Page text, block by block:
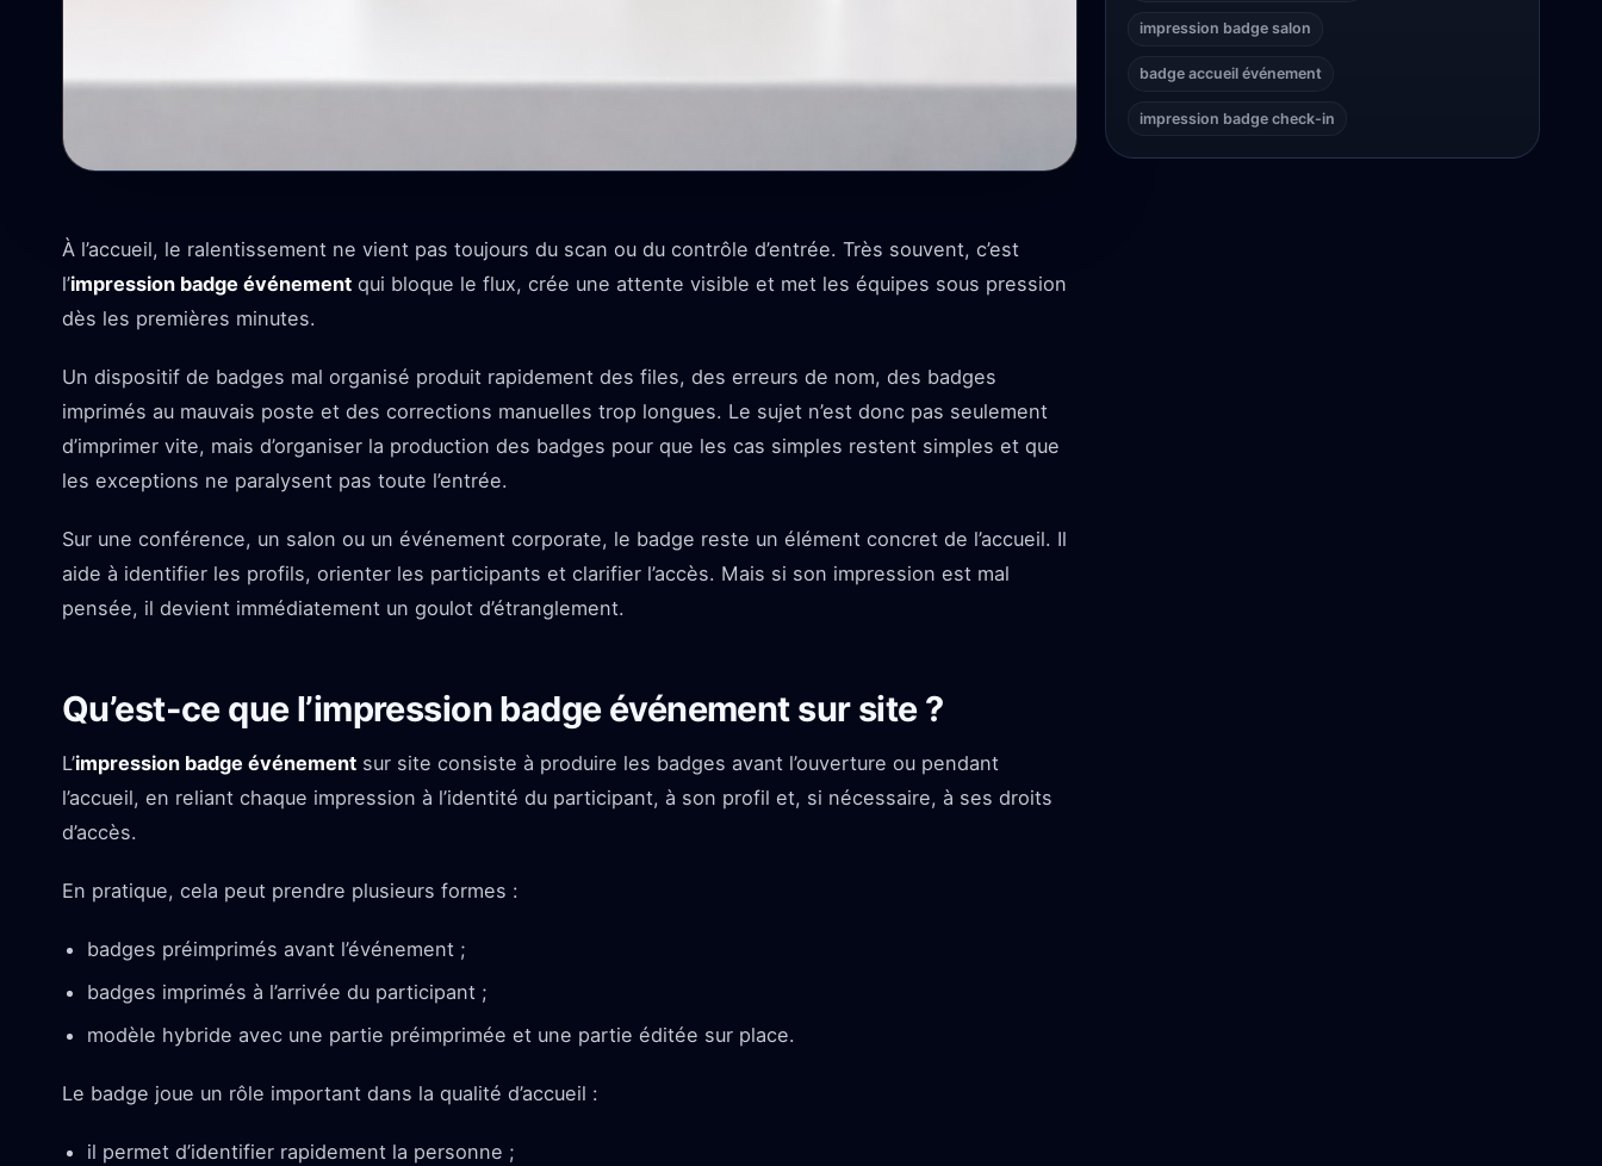
À l’accueil, le ralentissement ne vient pas toujours du scan ou du contrôle d’entrée. Très souvent, c’est
l’impression badge événement qui bloque le flux, crée une attente visible et met les équipes sous pression
dès les premières minutes.
Un dispositif de badges mal organisé produit rapidement des files, des erreurs de nom, des badges
imprimés au mauvais poste et des corrections manuelles trop longues. Le sujet n’est donc pas seulement
d’imprimer vite, mais d’organiser la production des badges pour que les cas simples restent simples et que
les exceptions ne paralysent pas toute l’entrée.
Sur une conférence, un salon ou un événement corporate, le badge reste un élément concret de l’accueil. Il
aide à identifier les profils, orienter les participants et clarifier l’accès. Mais si son impression est mal
pensée, il devient immédiatement un goulot d’étranglement.
Qu’est-ce que l’impression badge événement sur site ?
L’impression badge événement sur site consiste à produire les badges avant l’ouverture ou pendant
l’accueil, en reliant chaque impression à l’identité du participant, à son profil et, si nécessaire, à ses droits
d’accès.
En pratique, cela peut prendre plusieurs formes :
badges préimprimés avant l’événement ;
badges imprimés à l’arrivée du participant ;
modèle hybride avec une partie préimprimée et une partie éditée sur place.
Le badge joue un rôle important dans la qualité d’accueil :
il permet d’identifier rapidement la personne ;
impression badge salon
badge accueil événement
impression badge check-in